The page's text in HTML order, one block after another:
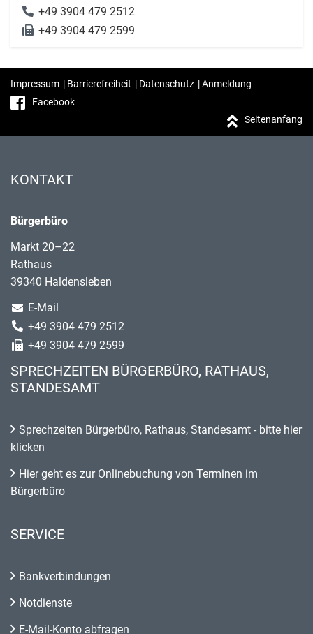
+49 3904 479 2512
+49 3904 479 2599
Impressum | Barrierefreiheit | Datenschutz |Anmeldung
Facebook
Seitenanfang
KONTAKT
Bürgerbüro
Markt 20–22
Rathaus
39340 Haldensleben
E-Mail
+49 3904 479 2512
+49 3904 479 2599
SPRECHZEITEN BÜRGERBÜRO, RATHAUS,
STANDESAMT
Sprechzeiten Bürgerbüro, Rathaus, Standesamt - bitte hier
klicken
Hier geht es zur Onlinebuchung von Terminen im
Bürgerbüro
SERVICE
Bankverbindungen
Notdienste
E-Mail-Konto abfragen